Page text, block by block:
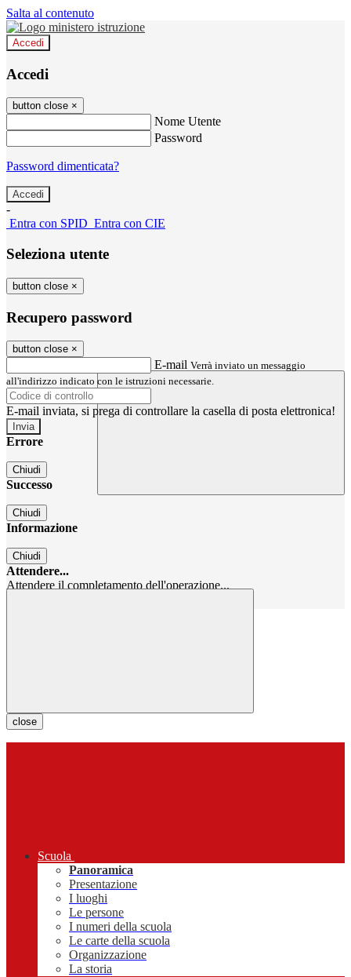
Salta al contenuto
Accedi
Accedi
button close ×
Nome Utente
Password
Password dimenticata?
-
Entra con SPID Entra con CIE
Seleziona utente
button close ×
Recupero password
button close ×
E-mail Verrà inviato un messaggio
all'indirizzo indicato con le istruzioni necessarie.
E-mail inviata, si prega di controllare la casella di posta elettronica!
Errore
Chiudi
Successo
Chiudi
Informazione
Chiudi
Attendere...
Attendere il completamento dell'operazione...
close
Scuola
Panoramica
Presentazione
I luoghi
Le persone
I numeri della scuola
Le carte della scuola
Organizzazione
La storia